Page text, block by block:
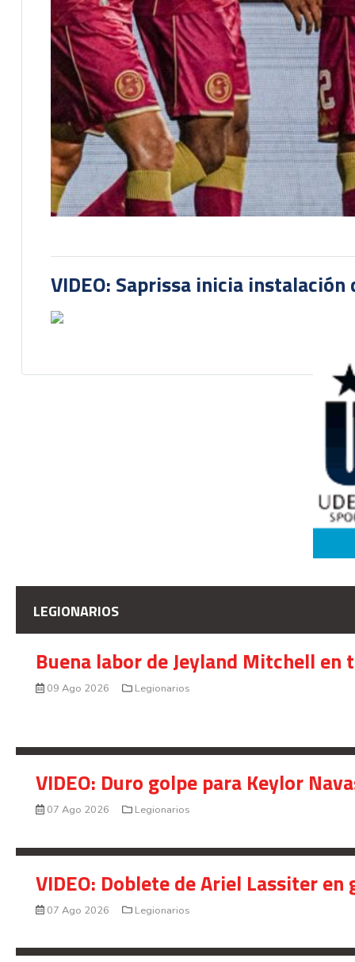
VIDEO: Saprissa inicia
LEGIONARIOS
Buena labor de Jeyland Mitchell
09 Ago 2026 Legionarios
VIDEO: Duro golpe para Keylor
07 Ago 2026 Legionarios
VIDEO: Doblete de Ariel Lassiter
07 Ago 2026 Legionarios